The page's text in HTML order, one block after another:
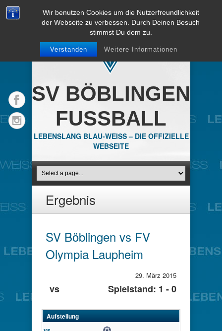
Wir benutzen Cookies um die Nutzerfreundlichkeit
der Webseite zu verbessen. Durch Deinen Besuch
stimmst Du dem zu.
Verstanden Weitere Informationen
SV BÖBLINGEN
FUSSBALL
LEBENSLANG BLAU-WEISS – DIE OFFIZIELLE
WEBSEITE
Ergebnis
SV Böblingen vs FV
Olympia Laupheim
vs
29. März 2015
Spielstand: 1 - 0
Aufstellung